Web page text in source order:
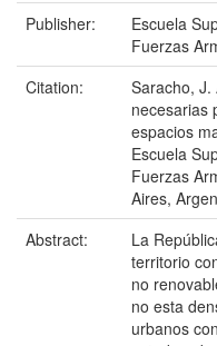
Publisher:
Escuela
Fuerzas
Citation:
Saracho, J.
necesarias
espacios
Escuela
Fuerzas
Aires,
Abstract:
La
territorio
no
no esta
urbanos